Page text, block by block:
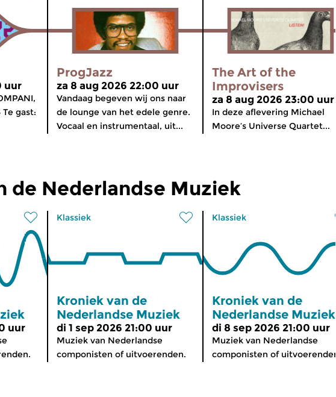
uur
gast:
ProgJazz
za 8 aug 2026 22:00 uur
Vandaag begeven wij ons naar
de lounge van het edele genre.
Vocaal en instrumentaal, uit...
The Art of the
Improvisers
za 8 aug 2026 23:00 uur
In deze aflevering Michael
Moore’s Universe Quartet...
de Nederlandse Muziek
uur
Klassiek
Kroniek van de
Nederlandse Muziek
di 1 sep 2026 21:00 uur
Muziek van Nederlandse
componisten of uitvoerenden.
Klassiek
Kroniek van de
Nederlandse Muziek
di 8 sep 2026 21:00 uur
Muziek van Nederlandse
componisten of